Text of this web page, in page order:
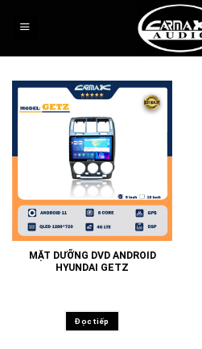
MẶT DƯỠNG DVD ANDROID
HYUNDAI GETZ
Đọc tiếp